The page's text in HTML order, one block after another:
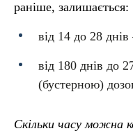
раніше, залишається:
від 14 до 28
від 180 днів до
(бустерною)
Скільки часу можна